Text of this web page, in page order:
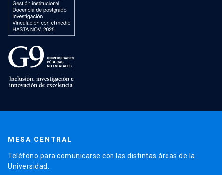
MESA CENTRAL
Teléfono para comunicarse con las distintas áreas de la
Universidad.